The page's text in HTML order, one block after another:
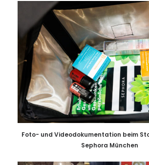
Foto- und Videodokumentation beim
Sephora München